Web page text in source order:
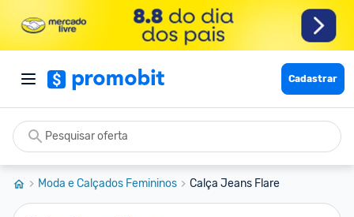
Cadastrar
Moda e Calçados Femininos Calça Jeans Flare